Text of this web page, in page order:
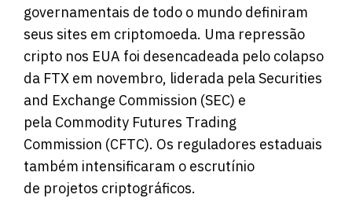
governamentais de todo o mundo definiram
seus sites em criptomoeda. Uma repressão
cripto nos EUA foi desencadeada pelo colapso
da FTX em novembro, liderada pela Securities
and Exchange Commission (SEC) e
pela Commodity Futures Trading
Commission (CFTC). Os reguladores estaduais
também intensificaram o escrutínio
de projetos criptográficos.